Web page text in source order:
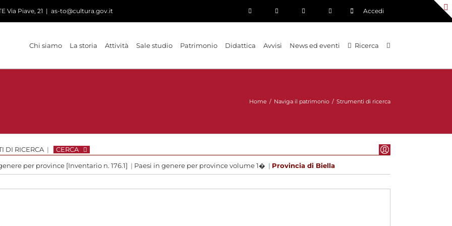
Via Piave, 21 | as-to@cultura.gov.it Accedi
Chi siamo La storia Attività Sale studio Patrimonio Didattica Avvisi News ed eventi Ricerca
Home / Naviga il patrimonio / Strumenti di ricerca
DI RICERCA | CERCA
per province [Inventario n. 176.1] | Paesi in genere per province volume 1� | Provincia di Biella